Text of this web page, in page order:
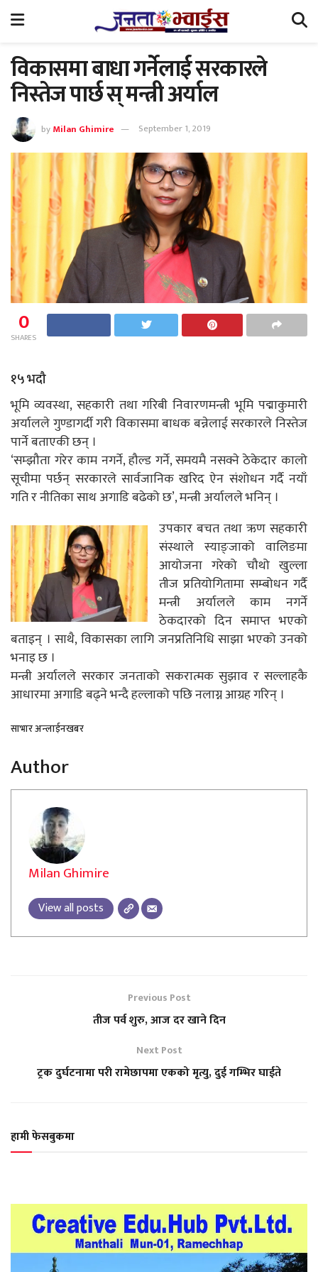
विकासमा बाधा गर्नेलाई सरकारले
निस्तेज पार्छ स् मन्त्री अर्याल
byMilan Ghimire September 1, 2019
0
SHARES
१५ भदौ
भूमि व्यवस्था, सहकारी तथा गरिबी निवारणमन्त्री भूमि पद्माकुमारी
अर्यालले गुण्डागर्दी गरी विकासमा बाधक बन्नेलाई सरकारले निस्तेज
पार्ने बताएकी छन् ।
‘सम्झौता गरेर काम नगर्ने, हौल्ड गर्ने, समयमै नसक्ने ठेकेदार कालो
सूचीमा पर्छन् सरकारले सार्वजानिक खरिद ऐन संशोधन गर्दै नयाँ
गति र नीतिका साथ अगाडि बढेको छ’, मन्त्री अर्यालले भनिन् ।
उपकार बचत तथा ऋण सहकारी
संस्थाले स्याङ्जाको वालिङमा
आयोजना गरेको चौथो खुल्ला
तीज प्रतियोगितामा सम्बोधन गर्दै
मन्त्री अर्यालले काम नगर्ने
ठेकदारको दिन समाप्त भएको
बताइन् । साथै, विकासका लागि जनप्रतिनिधि साझा भएको उनको
भनाइ छ ।
मन्त्री अर्यालले सरकार जनताको सकरात्मक सुझाव र सल्लाहकै
आधारमा अगाडि बढ्ने भन्दै हल्लाको पछि नलाग्न आग्रह गरिन् ।
साभार अन्लाईनखबर
Author
Milan Ghimire
View all posts
Previous Post
तीज पर्व शुरु, आज दर खाने दिन
Next Post
ट्रक दुर्घटनामा परी रामेछापमा एकको मृत्यु, दुई गम्भिर घाईते
हामी फेसबुकमा